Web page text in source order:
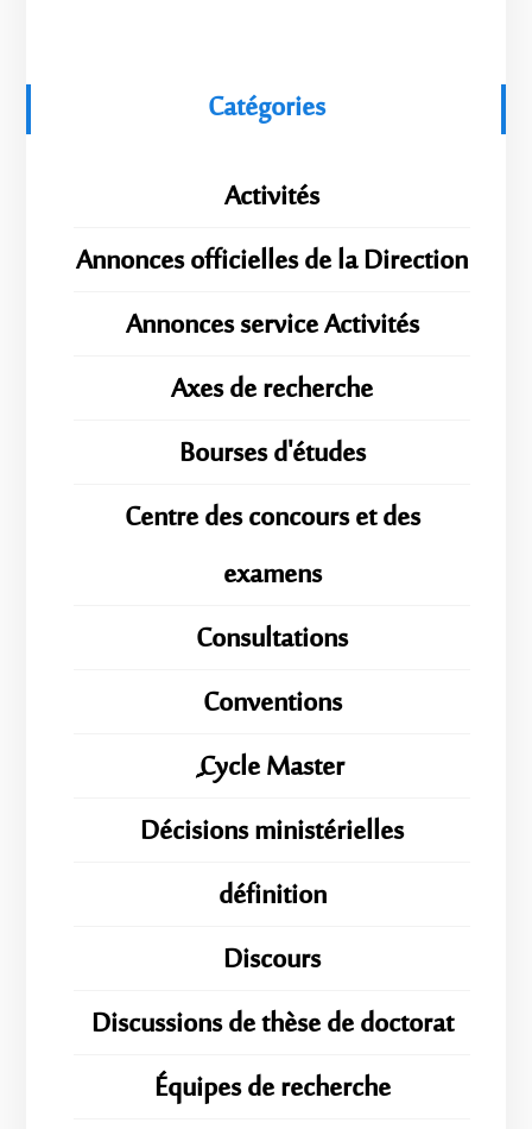
Catégories
Activités
Annonces officielles de la Direction
Annonces service Activités
Axes de recherche
Bourses d'études
Centre des concours et des
examens
Consultations
Conventions
ِِِCycle Master
Décisions ministérielles
définition
Discours
Discussions de thèse de doctorat
Équipes de recherche